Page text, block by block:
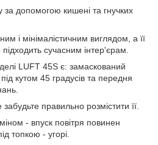
за допомогою кишені та гнучких
і мінімалістичним виглядом, а її
сучасним інтер'єрам.
LUFT 45S є: замаскований
кутом 45 градусів та передня
правильно розмістити її.
- впуск повітря повинен
топкою - угорі.